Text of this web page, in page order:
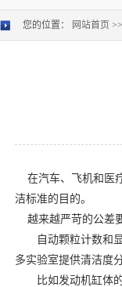
您的位置： 网站首页
在汽车、飞机和医
洁标准的目的。
越来越严苛的公差
自动颗粒计数和显
多实验室提供清洁度
比如发动机缸体的